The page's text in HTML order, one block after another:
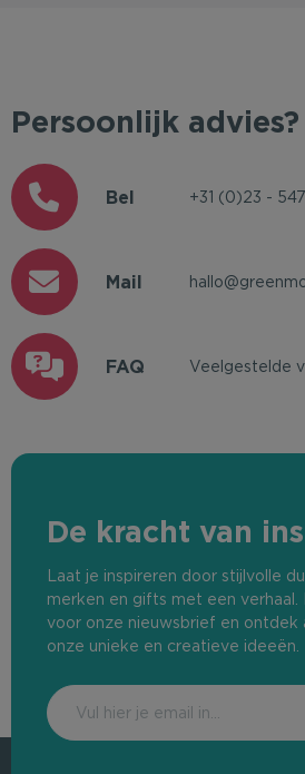
Persoonlijk advies?
Bel +31 (0)23 -
Mail
FAQ Veelgestelde
De kracht van
Laat je inspireren door stijlvolle
merken en gifts met een verhaal.
voor onze nieuwsbrief en ontdek
onze unieke en creatieve ideeën.